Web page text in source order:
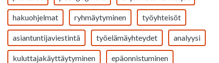
hakuohjelmat ryhmäytyminen työyhteisöt
asiantuntijaviestintä työelämäyhteydet analyysi
kuluttajakäyttäytyminen epäonnistuminen